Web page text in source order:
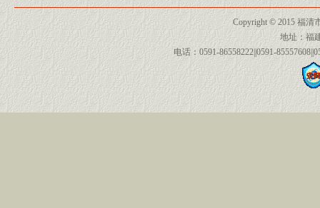
Copyright © 2015 福清
地址：福
电话：0591-86558222||0591-